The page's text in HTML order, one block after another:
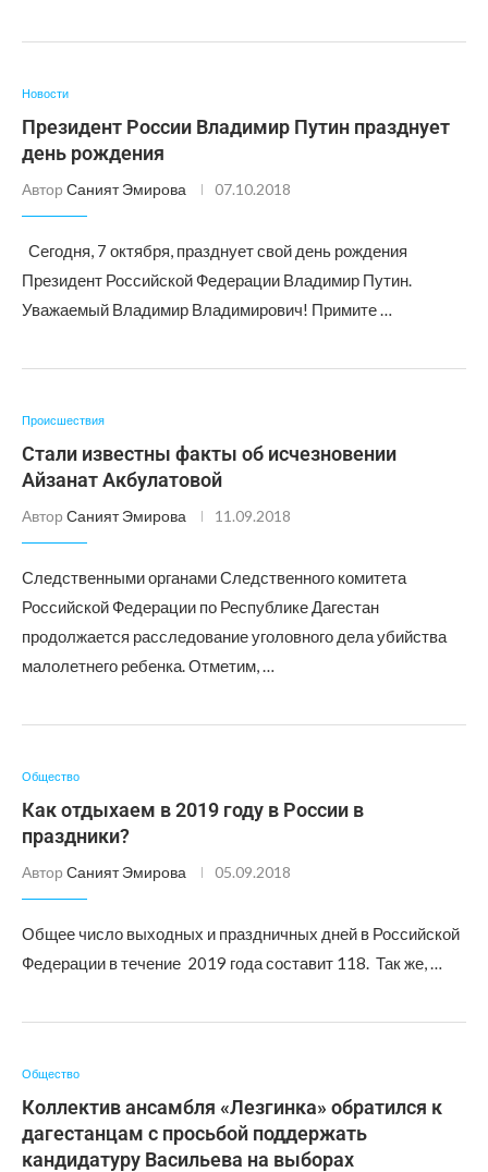
Новости
Президент России Владимир Путин празднует
день рождения
Автор Саният Эмирова 07.10.2018
Сегодня, 7 октября, празднует свой день рождения
Президент Российской Федерации Владимир Путин.
Уважаемый Владимир Владимирович! Примите …
Происшествия
Стали известны факты об исчезновении
Айзанат Акбулатовой
Автор Саният Эмирова 11.09.2018
Следственными органами Следственного комитета
Российской Федерации по Республике Дагестан
продолжается расследование уголовного дела убийства
малолетнего ребенка. Отметим, …
Общество
Как отдыхаем в 2019 году в России в
праздники?
Автор Саният Эмирова 05.09.2018
Общее число выходных и праздничных дней в Российской
Федерации в течение 2019 года составит 118. Так же, …
Общество
Коллектив ансамбля «Лезгинка» обратился к
дагестанцам с просьбой поддержать
кандидатуру Васильева на выборах